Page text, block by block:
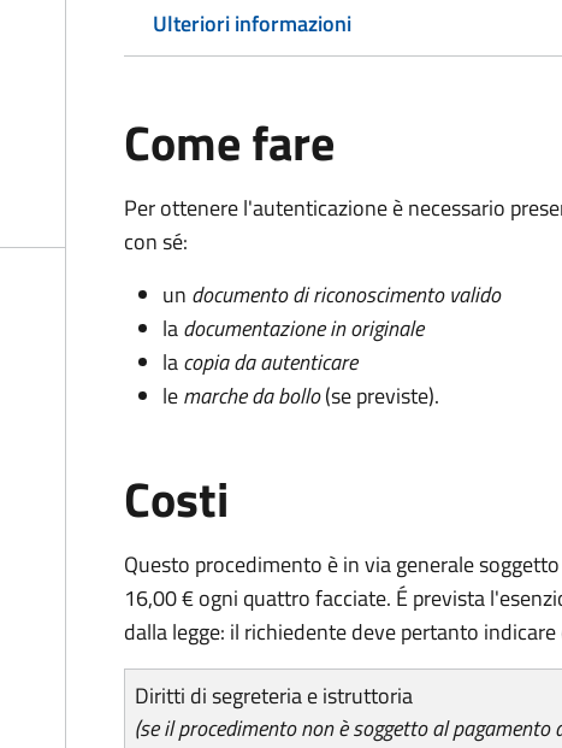
Ulteriori informazioni
Come fare
Per ottenere l'autenticazione è necessario
con sé:
un documento di riconoscimento valido
ladocumentazione in originale
lacopia da autenticare
lemarche da bollo(se previste).
Costi
Questo procedimento è in via generale
16,00 € ogni quattro facciate. É prevista
dalla legge: il richiedente deve pertanto
Diritti di segreteria e istruttoria
(se il procedimento non è soggetto al